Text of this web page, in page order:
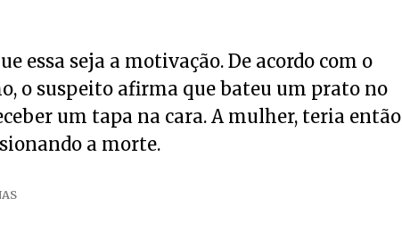
essa seja a motivação. De acordo com o
o suspeito afirma que bateu um prato no
um tapa na cara. A mulher, teria então
a morte.